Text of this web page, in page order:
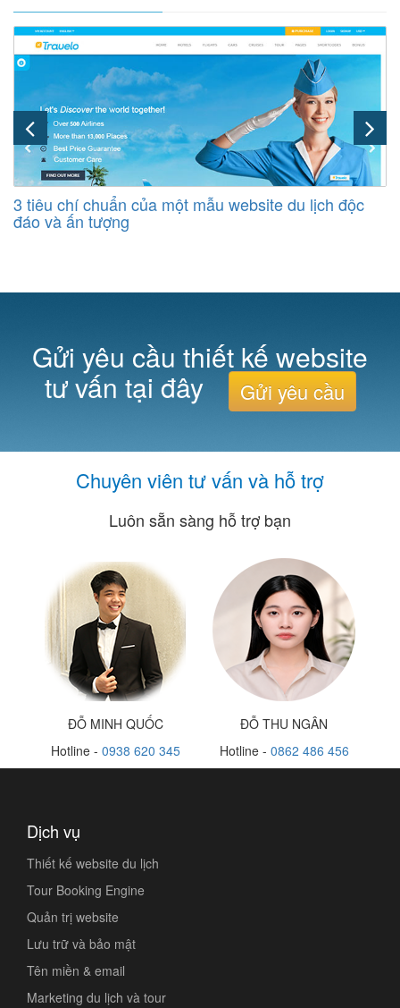
3 tiêu chí chuẩn của một mẫu website du lịch độc
đáo và ấn tượng
Gửi yêu cầu thiết kế website
tư vấn tại đây Gửi yêu cầu
Chuyên viên tư vấn và hỗ trợ
Luôn sẵn sàng hỗ trợ bạn
ĐỖ MINH QUỐC
Hotline - 0938 620 345
ĐỖ THU NGÂN
Hotline - 0862 486 456
Dịch vụ
Thiết kế website du lịch
Tour Booking Engine
Quản trị website
Lưu trữ và bảo mật
Tên miền & email
Marketing du lịch và tour